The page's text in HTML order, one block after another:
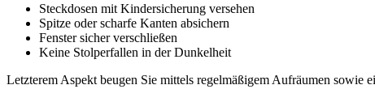
Steckdosen mit Kindersicherung versehen
Spitze oder scharfe Kanten absichern
Fenster sicher verschließen
Keine Stolperfallen in der Dunkelheit
Letzterem Aspekt beugen Sie mittels regelmäßigem Aufräumen